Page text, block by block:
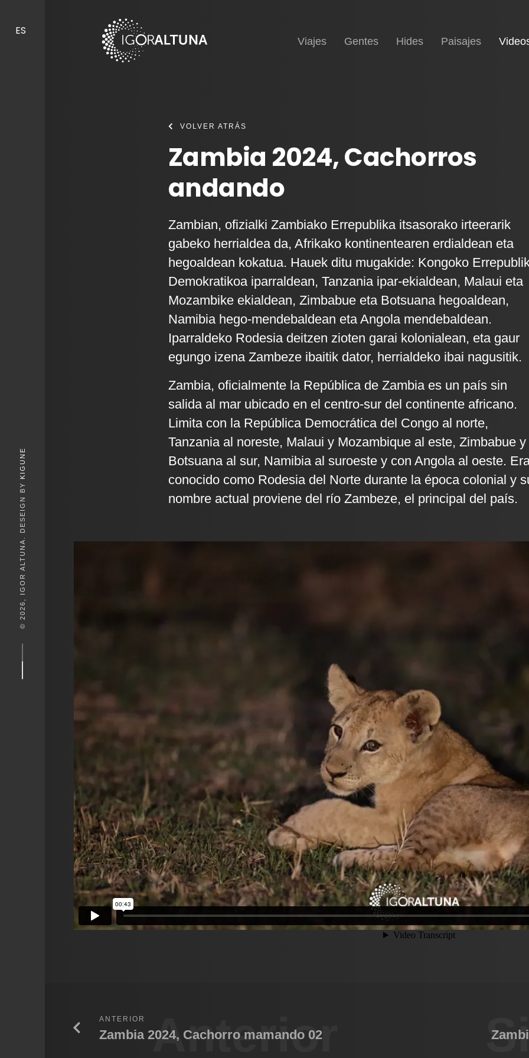
ES
© 2026, IGOR ALTUNA. DESEIGN BY
KIGUNE
Inicio
Viajes Gentes Hides Paisajes
VOLVER ATRÁS
Zambia 2024, Cachorros
andando
Zambian, ofizialki Zambiako Errepublika itsasorako irteerarik
gabeko herrialdea da, Afrikako kontinentearen erdialdean eta
hegoaldean kokatua. Hauek ditu mugakide: Kongoko
Demokratikoa iparraldean, Tanzania ipar-ekialdean, Malaui eta
Mozambike ekialdean, Zimbabue eta Botsuana hegoaldean,
Namibia hego-mendebaldean eta Angola mendebaldean.
Iparraldeko Rodesia deitzen zioten garai kolonialean, eta gaur
egungo izena Zambeze ibaitik dator, herrialdeko ibai nagusitik.
Zambia, oficialmente la República de Zambia es un país sin
salida al mar ubicado en el centro-sur del continente africano.
Limita con la República Democrática del Congo al norte,
Tanzania al noreste, Malaui y Mozambique al este, Zimbabue y
Botsuana al sur, Namibia al suroeste y con Angola al oeste.
conocido como Rodesia del Norte durante la época colonial y
nombre actual proviene del río Zambeze, el principal del país.
Anterior
ANTERIOR
Zambia 2024, Cachorro mamando 02